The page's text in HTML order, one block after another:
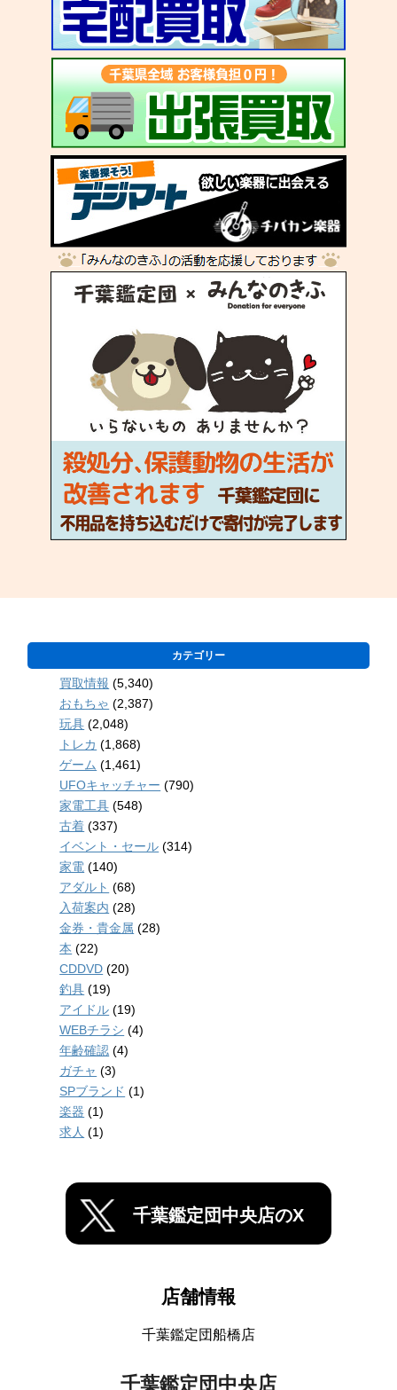
カテゴリー
買取情報 (5,340)
おもちゃ (2,387)
玩具 (2,048)
トレカ (1,868)
ゲーム (1,461)
UFOキャッチャー (790)
家電工具 (548)
古着 (337)
イベント・セール (314)
家電 (140)
アダルト (68)
入荷案内 (28)
金券・貴金属 (28)
本 (22)
CDDVD (20)
釣具 (19)
アイドル (19)
WEBチラシ (4)
年齢確認 (4)
ガチャ (3)
SPブランド (1)
楽器 (1)
求人 (1)
千葉鑑定団中央店のX
店舗情報
千葉鑑定団船橋店
千葉鑑定団中央店